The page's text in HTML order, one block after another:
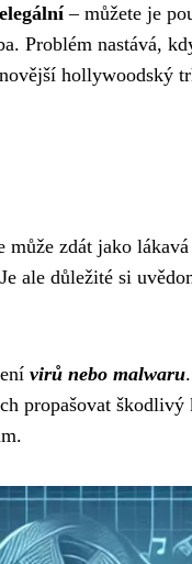
– můžete je
Problém nastává,
hollywoodský
zdát jako
ale důležité si
virů nebo malwaru
propašovat